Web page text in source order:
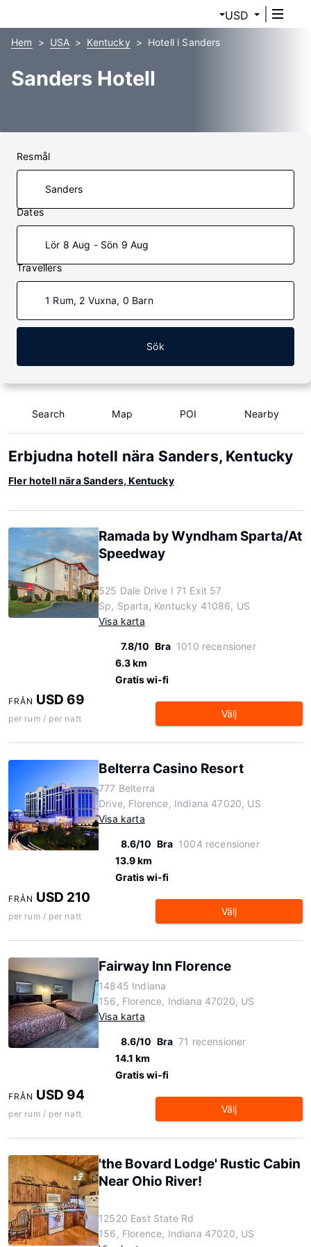
USD
Hem USA Kentucky Hotell i Sanders
Sanders Hotell
Resmål
Dates
Lör 8 Aug - Sön 9 Aug
Travellers
1 Rum, 2 Vuxna, 0 Barn
Sök
Search Map POI Nearby
Erbjudna hotell nära Sanders, Kentucky
Fler hotell nära Sanders, Kentucky
Ramada by Wyndham Sparta/At
Speedway
525 Dale Drive I 71 Exit 57
Sp, Sparta, Kentucky 41086, US
Visa karta
7.8/10 Bra 1010 recensioner
6.3 km
Gratis wi-fi
FRÅN USD 69
per rum / per natt Välj
Belterra Casino Resort
777 Belterra
Drive, Florence, Indiana 47020, US
Visa karta
8.6/10 Bra 1004 recensioner
13.9 km
Gratis wi-fi
FRÅN USD 210
per rum / per natt Välj
Fairway Inn Florence
14845 Indiana
156, Florence, Indiana 47020, US
Visa karta
8.6/10 Bra 71 recensioner
14.1 km
Gratis wi-fi
FRÅN USD 94
per rum / per natt Välj
'the Bovard Lodge' Rustic Cabin
Near Ohio River!
12520 East State Rd
156, Florence, Indiana 47020, US